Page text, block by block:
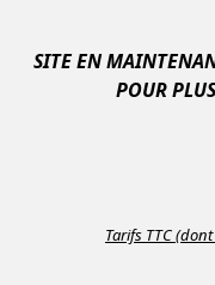
SITE EN
POUR
Tarifs TTC